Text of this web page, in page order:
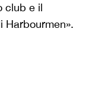
club e il
Harbourmen».